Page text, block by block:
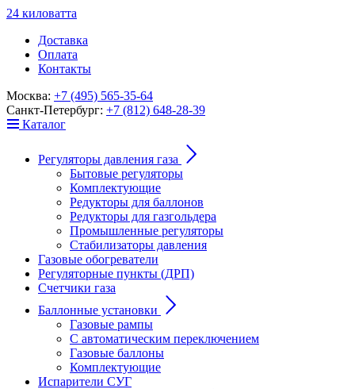
24 киловатта
Доставка
Оплата
Контакты
Москва: +7 (495) 565-35-64
Санкт-Петербург: +7 (812) 648-28-39
Каталог
Регуляторы давления газа
Бытовые регуляторы
Комплектующие
Редукторы для баллонов
Редукторы для газгольдера
Промышленные регуляторы
Стабилизаторы давления
Газовые обогреватели
Регуляторные пункты (ДРП)
Счетчики газа
Баллонные установки
Газовые рампы
С автоматическим переключением
Газовые баллоны
Комплектующие
Испарители СУГ